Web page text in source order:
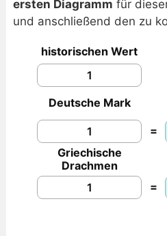
ersten Diagramm für
und anschließend den zu
historischen Wert
Deutsche Mark
=
Griechische
Drachmen
=